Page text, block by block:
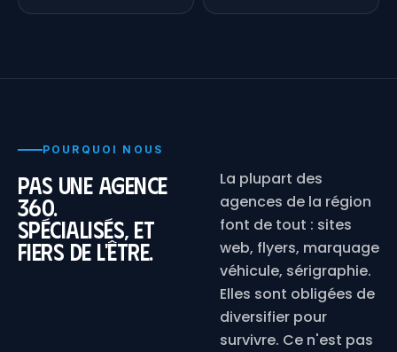
POURQUOI NOUS
Pas une agence
360.
Spécialisés, et
fiers de l'être.
La plupart des
agences de la région
font de tout : sites
web, flyers, marquage
véhicule, sérigraphie.
Elles sont obligées de
diversifier pour
survivre. Ce n'est pas